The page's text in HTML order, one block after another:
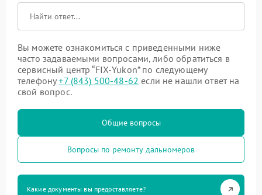
Вы можете ознакомиться с приведенными ниже
часто задаваемыми вопросами, либо обратиться в
сервисный центр “FIX-Yukon” по следующему
телефону+7 (843) 500-48-62 если не нашли ответ на
свой вопрос.
Общие вопросы
Вопросы по ремонту дальномеров
Какие документы вы предоставляете?